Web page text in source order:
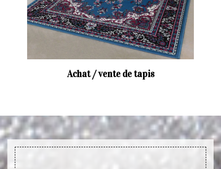
Achat / vente de tapis